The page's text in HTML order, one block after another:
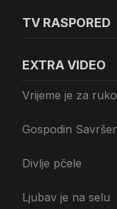
TV RASPORED
EXTRA VIDEO
Vrijeme je za
Gospodin
Divlje pčele
Ljubav je na selu